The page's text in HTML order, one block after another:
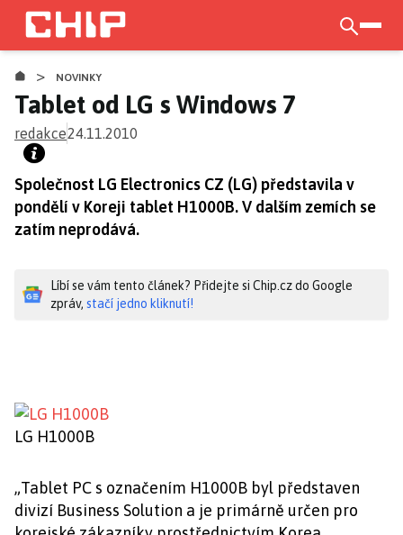
Přejít
hlavnímu
obsahu
> NOVINKY
Tablet od LG s Windows 7
redakce24.11.2010
Společnost LG Electronics CZ (LG) představila v
pondělí v Koreji tablet H1000B. V dalším zemích se
zatím neprodává.
Líbí se vám tento článek? Přidejte si Chip.cz do Google
zpráv, stačí jedno kliknutí!
LG H1000B
„Tablet PC s označením H1000B byl představen
divizí Business Solution a je primárně určen pro